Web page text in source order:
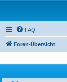
FAQ
Foren-Übersicht